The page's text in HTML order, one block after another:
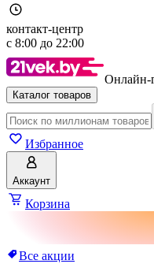
контакт-центр
с 8:00 до 22:00
Онлайн-
Каталог товаров
Избранное
Аккаунт
Корзина
Все акции